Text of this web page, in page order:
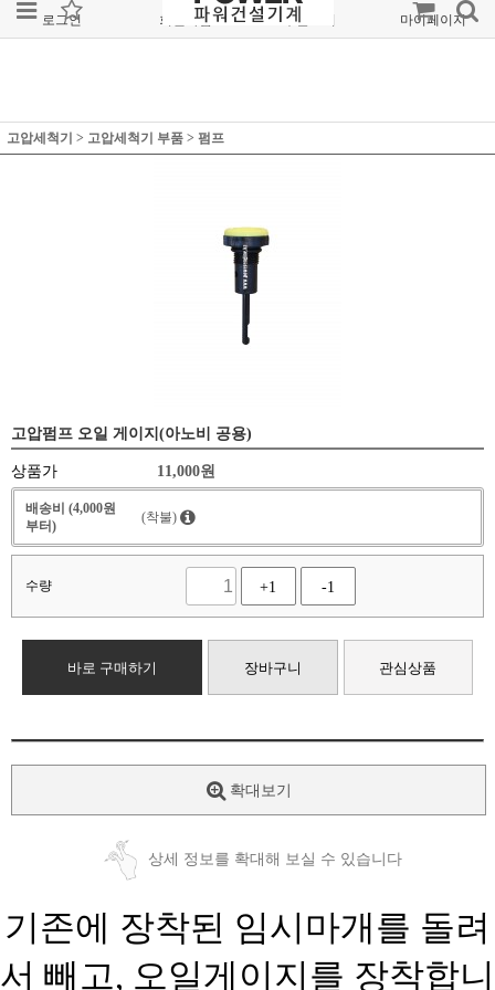
로그인 회원가입 주문조회 마이페이지
고압세척기 > 고압세척기 부품 > 펌프
고압펌프 오일 게이지(아노비 공용)
상품가 11,000원
배송비 (4,000원
부터)
(착불)
수량 +1 -1
바로 구매하기 장바구니 관심상품
확대보기
상세 정보를 확대해 보실 수 있습니다
기존에 장착된 임시마개를 돌려
서 빼고, 오일게이지를 장착합니